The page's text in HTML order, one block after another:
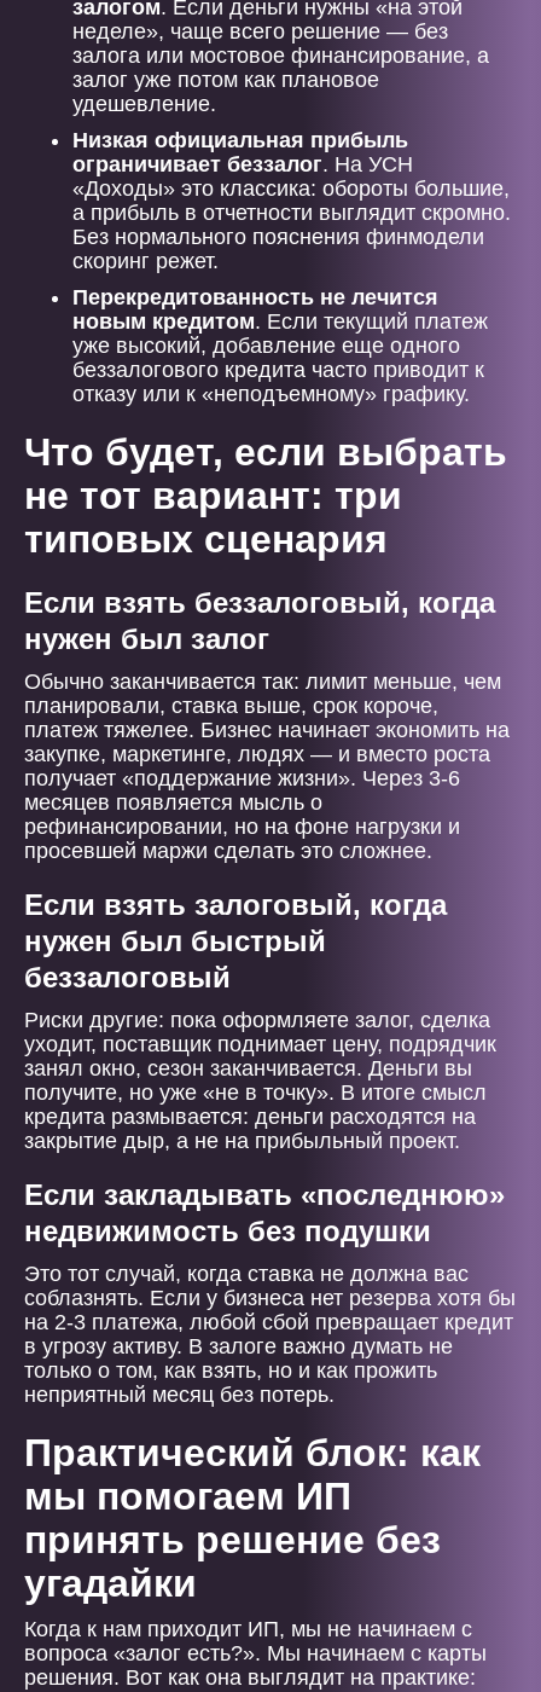
залогом. Если деньги нужны «на этой
неделе», чаще всего решение — без
залога или мостовое финансирование, а
залог уже потом как плановое
удешевление.
Низкая официальная прибыль
ограничивает беззалог. На УСН
«Доходы» это классика: обороты большие,
а прибыль в отчетности выглядит скромно.
Без нормального пояснения финмодели
скоринг режет.
Перекредитованность не лечится
новым кредитом. Если текущий платеж
уже высокий, добавление еще одного
беззалогового кредита часто приводит к
отказу или к «неподъемному» графику.
Что будет, если выбрать
не тот вариант: три
типовых сценария
Если взять беззалоговый, когда
нужен был залог
Обычно заканчивается так: лимит меньше, чем
планировали, ставка выше, срок короче,
платеж тяжелее. Бизнес начинает экономить на
закупке, маркетинге, людях — и вместо роста
получает «поддержание жизни». Через 3-6
месяцев появляется мысль о
рефинансировании, но на фоне нагрузки и
просевшей маржи сделать это сложнее.
Если взять залоговый, когда
нужен был быстрый
беззалоговый
Риски другие: пока оформляете залог, сделка
уходит, поставщик поднимает цену, подрядчик
занял окно, сезон заканчивается. Деньги вы
получите, но уже «не в точку». В итоге смысл
кредита размывается: деньги расходятся на
закрытие дыр, а не на прибыльный проект.
Если закладывать «последнюю»
недвижимость без подушки
Это тот случай, когда ставка не должна вас
соблазнять. Если у бизнеса нет резерва хотя бы
на 2-3 платежа, любой сбой превращает кредит
в угрозу активу. В залоге важно думать не
только о том, как взять, но и как прожить
неприятный месяц без потерь.
Практический блок: как
мы помогаем ИП
принять решение без
угадайки
Когда к нам приходит ИП, мы не начинаем с
вопроса «залог есть?». Мы начинаем с карты
решения. Вот как она выглядит на практике: